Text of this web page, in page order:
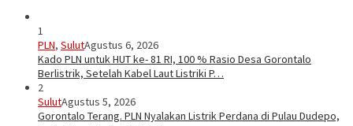
1
PLN, SulutAgustus 6, 2026
Kado PLN untuk HUT ke- 81 RI, 100 % Rasio Desa Gorontalo
Berlistrik, Setelah Kabel Laut Listriki P…
2
SulutAgustus 5, 2026
Gorontalo Terang. PLN Nyalakan Listrik Perdana di Pulau Dudepo,